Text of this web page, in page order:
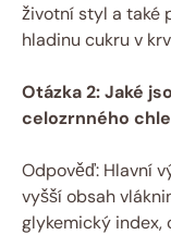
životní styl a také
hladinu cukru v
Otázka 2: Jaké
celozrnného
Odpověď: Hlavní
vyšší obsah
glykemický index,